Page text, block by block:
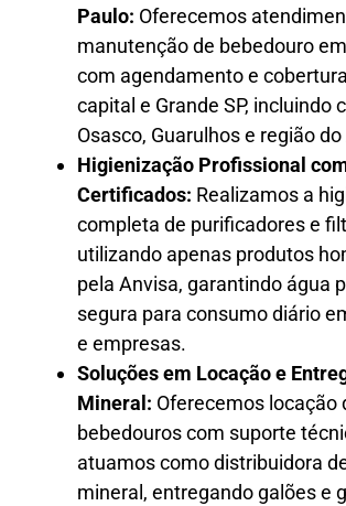
Paulo: Oferecemos
manutenção de bebedouro
com agendamento e
capital e Grande SP, incluindo
Osasco, Guarulhos e região do
Higienização Profissional
Certificados: Realizamos a
completa de purificadores e
utilizando apenas produtos
pela Anvisa, garantindo água
segura para consumo diário
e empresas.
Soluções em Locação e
Mineral: Oferecemos locação
bebedouros com suporte
atuamos como distribuidora
mineral, entregando galões e